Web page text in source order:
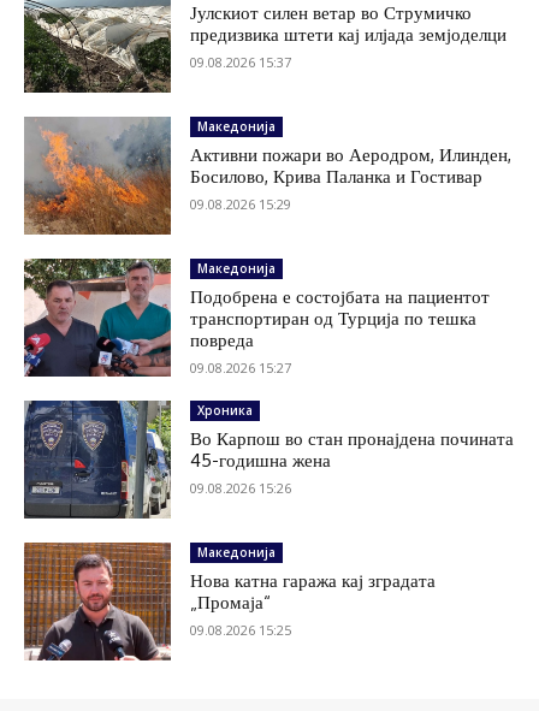
Јулскиот силен ветар во Струмичко
предизвика штети кај илјада земјоделци
09.08.2026 15:37
Македонија
Активни пожари во Аеродром, Илинден,
Босилово, Крива Паланка и Гостивар
09.08.2026 15:29
Македонија
Подобрена е состојбата на пациентот
транспортиран од Турција по тешка
повреда
09.08.2026 15:27
Хроника
Во Карпош во стан пронајдена почината
45-годишна жена
09.08.2026 15:26
Македонија
Нова катна гаража кај зградата
„Промаја“
09.08.2026 15:25